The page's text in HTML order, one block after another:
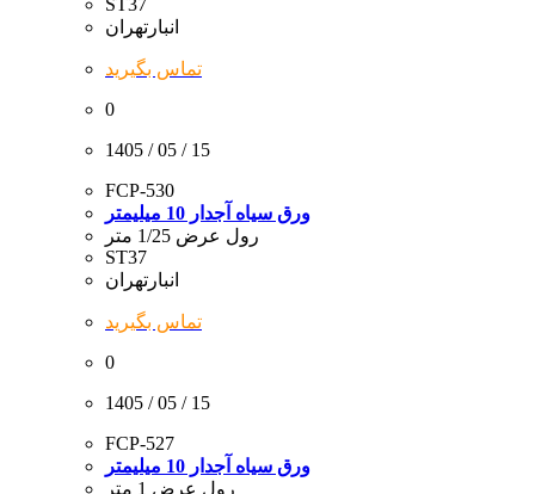
ST37
انبارتهران
تماس بگیرید
0
1405 / 05 / 15
FCP-530
ورق سیاه آجدار 10 میلیمتر
رول عرض 1/25 متر
ST37
انبارتهران
تماس بگیرید
0
1405 / 05 / 15
FCP-527
ورق سیاه آجدار 10 میلیمتر
رول عرض 1 متر